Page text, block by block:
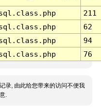
211
62
94
76
录, 由此给您带来的访问不便我
.